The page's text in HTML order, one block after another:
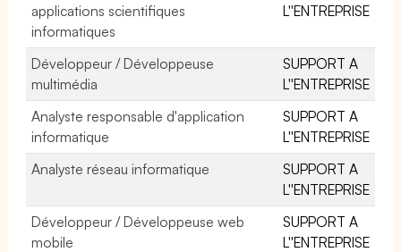
applications scientifiques
informatiques
L''ENTREPRISE
Développeur / Développeuse
multimédia
SUPPORT A
L''ENTREPRISE
Analyste responsable d'application
informatique
SUPPORT A
L''ENTREPRISE
Analyste réseau informatique
SUPPORT A
L''ENTREPRISE
Développeur / Développeuse web
mobile
SUPPORT A
L''ENTREPRISE